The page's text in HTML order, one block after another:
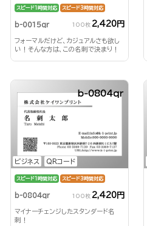
スピード1時間対応 スピード3時間対応
b-0015qr 100枚 2,420円
フォーマルだけど、カジュアルさも欲し
い！そんな方は、この名刺で決まり！
ビジネス QRコード
b-0804qr
スピード1時間対応 スピード3時間対応
b-0804qr 100枚 2,420円
マイナーチェンジしたスタンダード名
刺！